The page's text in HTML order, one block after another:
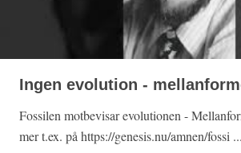
Ingen evolution -
Fossilen motbevisar evolutionen -
mer t.ex. på https://genesis.nu/amnen/fossi ...